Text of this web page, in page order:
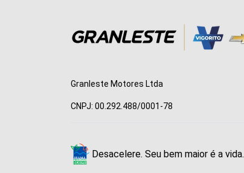
Granleste Motores Ltda
CNPJ: 00.292.488/0001-78
Desacelere. Seu bem maior é a vida.